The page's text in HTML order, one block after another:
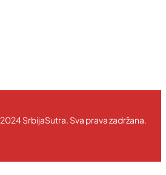
2024 SrbijaSutra. Sva prava zadržana.